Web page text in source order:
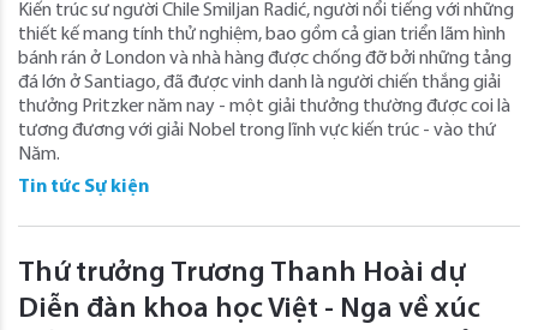
Kiến trúc sư người Chile Smiljan Radić, người nổi tiếng với những
thiết kế mang tính thử nghiệm, bao gồm cả gian triển lãm hình
bánh rán ở London và nhà hàng được chống đỡ bởi những tảng
đá lớn ở Santiago, đã được vinh danh là người chiến thắng giải
thưởng Pritzker năm nay - một giải thưởng thường được coi là
tương đương với giải Nobel trong lĩnh vực kiến ​​trúc - vào thứ
Năm.
Tin tức Sự kiện
Thứ trưởng Trương Thanh Hoài dự
Diễn đàn khoa học Việt - Nga về xúc